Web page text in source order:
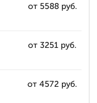
от 5588 руб.
от 3251 руб.
от 4572 руб.